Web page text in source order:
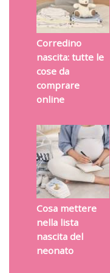
Corredino
nascita: tutte le
cose da
comprare
online
Cosa mettere
nella lista
nascita del
neonato